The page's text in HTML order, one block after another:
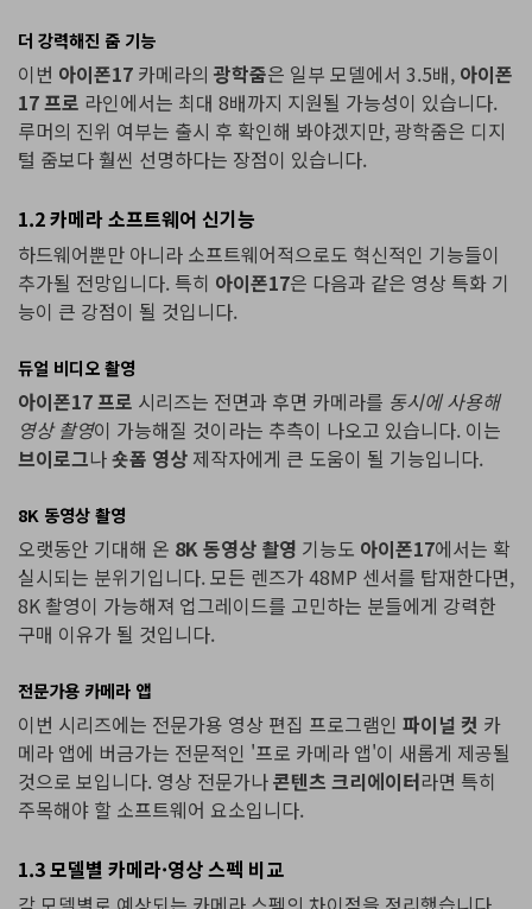
더 강력해진 줌 기능
이번 아이폰17 카메라의 광학줌은 일부 모델에서 3.5배, 아이폰
17 프로 라인에서는 최대 8배까지 지원될 가능성이 있습니다.
루머의 진위 여부는 출시 후 확인해 봐야겠지만, 광학줌은 디지
털 줌보다 훨씬 선명하다는 장점이 있습니다.
1.2 카메라 소프트웨어 신기능
하드웨어뿐만 아니라 소프트웨어적으로도 혁신적인 기능들이
추가될 전망입니다. 특히 아이폰17은 다음과 같은 영상 특화 기
능이 큰 강점이 될 것입니다.
듀얼 비디오 촬영
아이폰17 프로 시리즈는 전면과 후면 카메라를 동시에 사용해
영상 촬영이 가능해질 것이라는 추측이 나오고 있습니다. 이는
브이로그나숏폼 영상 제작자에게 큰 도움이 될 기능입니다.
8K 동영상 촬영
오랫동안 기대해 온 8K 동영상 촬영 기능도 아이폰17에서는 확
실시되는 분위기입니다. 모든 렌즈가 48MP 센서를 탑재한다면,
8K 촬영이 가능해져 업그레이드를 고민하는 분들에게 강력한
구매 이유가 될 것입니다.
전문가용 카메라 앱
이번 시리즈에는 전문가용 영상 편집 프로그램인 파이널 컷 카
메라 앱에 버금가는 전문적인 '프로 카메라 앱'이 새롭게 제공될
것으로 보입니다. 영상 전문가나콘텐츠 크리에이터라면 특히
주목해야 할 소프트웨어 요소입니다.
1.3 모델별 카메라·영상 스펙 비교